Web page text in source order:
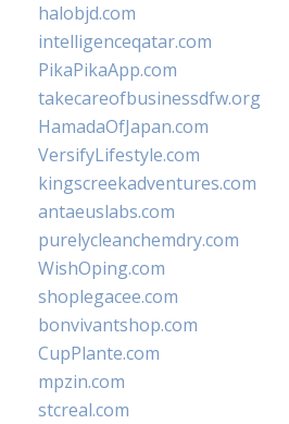
halobjd.com
intelligenceqatar.com
PikaPikaApp.com
takecareofbusinessdfw.org
HamadaOfJapan.com
VersifyLifestyle.com
kingscreekadventures.com
antaeuslabs.com
purelycleanchemdry.com
WishOping.com
shoplegacee.com
bonvivantshop.com
CupPlante.com
mpzin.com
stcreal.com